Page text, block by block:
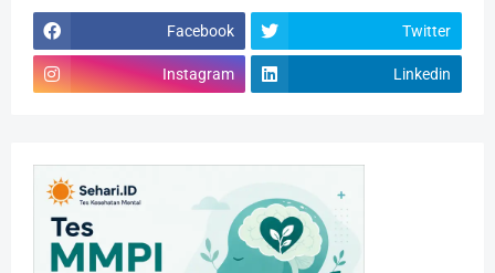
Facebook Twitter
Instagram Linkedin